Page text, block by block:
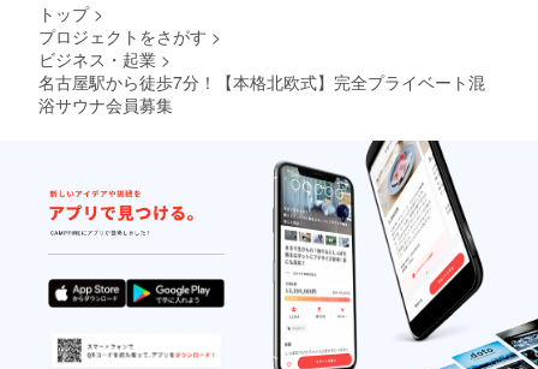
トップ >
プロジェクトをさがす >
ビジネス・起業 >
名古屋駅から徒歩7分！【本格北欧式】完全プライベート混
浴サウナ会員募集